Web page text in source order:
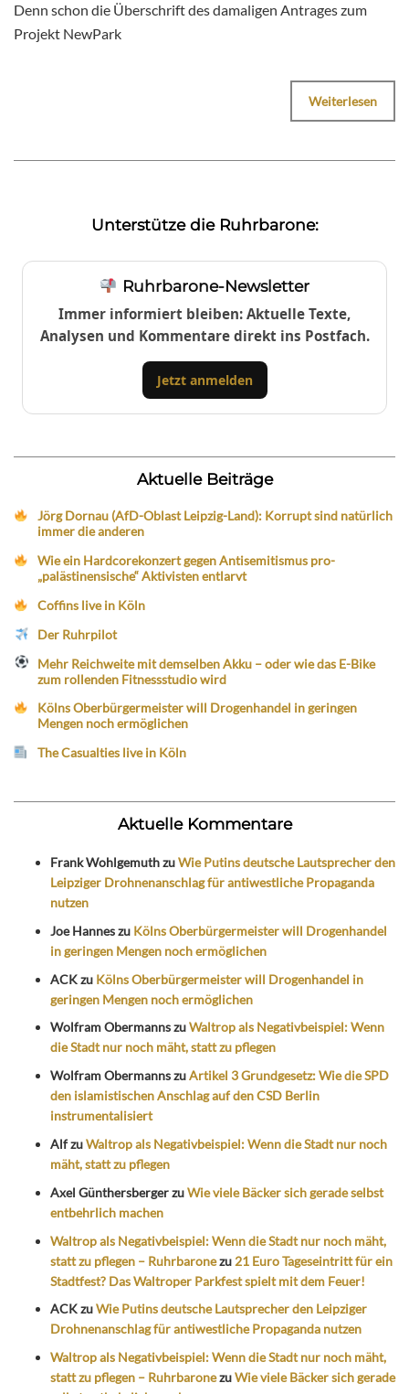
Denn schon die Überschrift des damaligen Antrages zum
Projekt NewPark
Weiterlesen
Unterstütze die Ruhrbarone:
Ruhrbarone-Newsletter
Immer informiert bleiben: Aktuelle Texte,
Analysen und Kommentare direkt ins Postfach.
Jetzt anmelden
Aktuelle Beiträge
Jörg Dornau (AfD-Oblast Leipzig-Land): Korrupt sind natürlich
immer die anderen
Wie ein Hardcorekonzert gegen Antisemitismus pro-
„palästinensische“ Aktivisten entlarvt
Coffins live in Köln
Der Ruhrpilot
Mehr Reichweite mit demselben Akku – oder wie das E-Bike
zum rollenden Fitnessstudio wird
Kölns Oberbürgermeister will Drogenhandel in geringen
Mengen noch ermöglichen
The Casualties live in Köln
Aktuelle Kommentare
Frank WohlgemuthzuWie Putins deutsche Lautsprecher den
Leipziger Drohnenanschlag für antiwestliche Propaganda
nutzen
Joe Hanneszu Kölns Oberbürgermeister will Drogenhandel
in geringen Mengen noch ermöglichen
ACKzu Kölns Oberbürgermeister will Drogenhandel in
geringen Mengen noch ermöglichen
Wolfram ObermannszuWaltrop als Negativbeispiel: Wenn
die Stadt nur noch mäht, statt zu pflegen
Wolfram ObermannszuArtikel 3 Grundgesetz: Wie die SPD
den islamistischen Anschlag auf den CSD Berlin
instrumentalisiert
AlfzuWaltrop als Negativbeispiel: Wenn die Stadt nur noch
mäht, statt zu pflegen
Axel GünthersbergerzuWie viele Bäcker sich gerade selbst
entbehrlich machen
Waltrop als Negativbeispiel: Wenn die Stadt nur noch mäht,
statt zu pflegen – Ruhrbaronezu 21 Euro Tageseintritt für ein
Stadtfest? Das Waltroper Parkfest spielt mit dem Feuer!
ACKzuWie Putins deutsche Lautsprecher den Leipziger
Drohnenanschlag für antiwestliche Propaganda nutzen
Waltrop als Negativbeispiel: Wenn die Stadt nur noch mäht,
statt zu pflegen – RuhrbaronezuWie viele Bäcker sich gerade